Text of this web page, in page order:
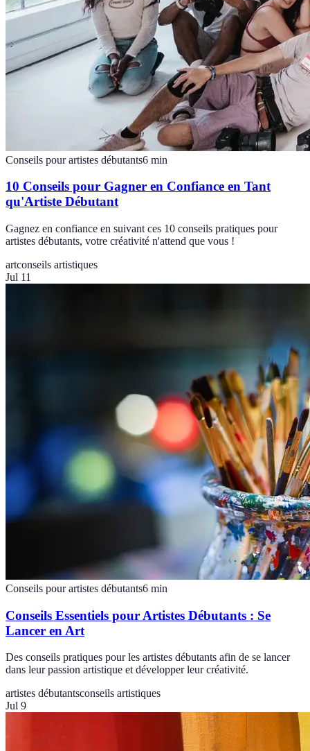
Conseils pour artistes débutants6 min
10 Conseils pour Gagner en Confiance en Tant
qu'Artiste Débutant
Gagnez en confiance en suivant ces 10 conseils pratiques pour
artistes débutants, votre créativité n'attend que vous !
artconseils artistiques
Jul 11
Conseils pour artistes débutants6 min
Conseils Essentiels pour Artistes Débutants : Se
Lancer en Art
Des conseils pratiques pour les artistes débutants afin de se lancer
dans leur passion artistique et développer leur créativité.
artistes débutantsconseils artistiques
Jul 9